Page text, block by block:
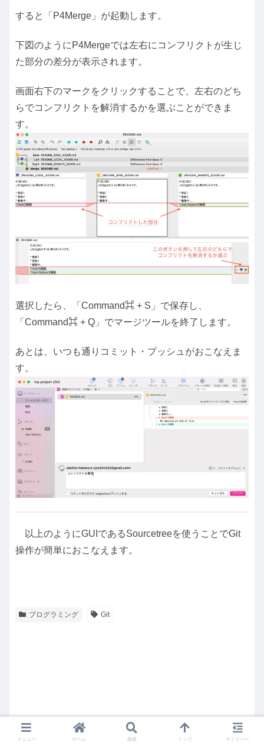
すると「P4Merge」が起動します。
下図のようにP4Mergeでは左右にコンフリクトが生じ
た部分の差分が表示されます。
画面右下のマークをクリックすることで、左右のどち
らでコンフリクトを解消するかを選ぶことができま
す。
選択したら、「Command⌘ + S」で保存し、
「Command⌘ + Q」でマージツールを終了します。
あとは、いつも通りコミット・プッシュがおこなえま
す。
以上のようにGUIであるSourcetreeを使うことでGit
操作が簡単におこなえます。
プログラミング Git
メニュー ホーム 検索 トップ サイドバー